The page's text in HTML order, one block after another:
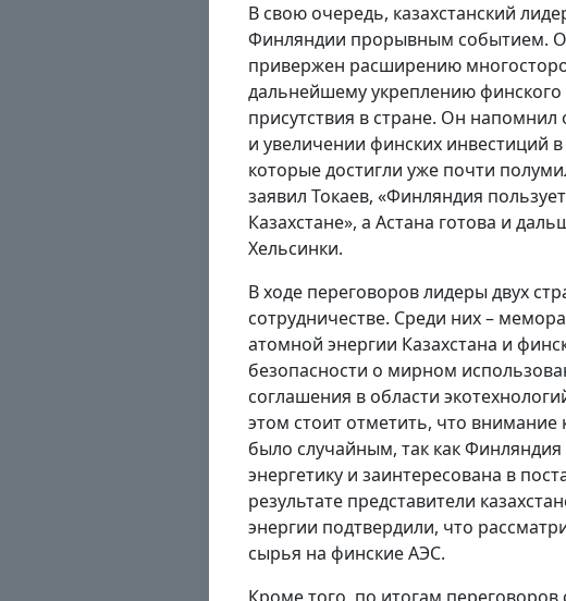
В свою очередь, казахстанский
Финляндии прорывным событием.
привержен расширению
дальнейшему укреплению
присутствия в стране. Он
и увеличении финских инвестиций в
которые достигли уже почти
заявил Токаев, «Финляндия
Казахстане», а Астана готова и
Хельсинки.
В ходе переговоров лидеры двух
сотрудничестве. Среди них –
атомной энергии Казахстана и
безопасности о мирном
соглашения в области
этом стоит отметить, что
было случайным, так как
энергетику и заинтересована в
результате представители
энергии подтвердили, что
сырья на финские АЭС.